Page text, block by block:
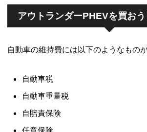
アウトランダーPHEVを買お
自動車の維持費には以下のようなものが
自動車税
自動車重量税
自賠責保険